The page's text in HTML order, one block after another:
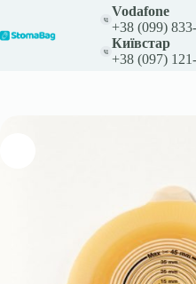
вмісту
Vodafone
+38 (099)
Київстар
+38 (097)